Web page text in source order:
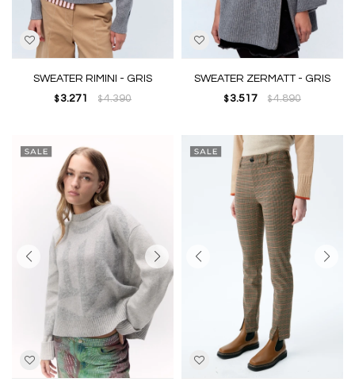
SWEATER RIMINI - GRIS
$ 3.271 $4.390
SWEATER ZERMATT - GRIS
$ 3.517 $4.890